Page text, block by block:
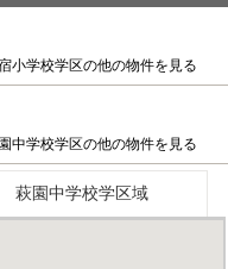
小学校学区の他の物件を見る
中学校学区の他の物件を見る
萩園中学校学区域